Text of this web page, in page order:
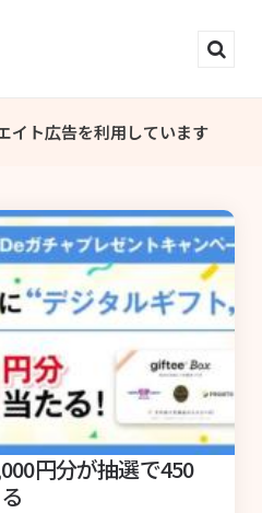
イト広告を利用しています
円分が抽選で450